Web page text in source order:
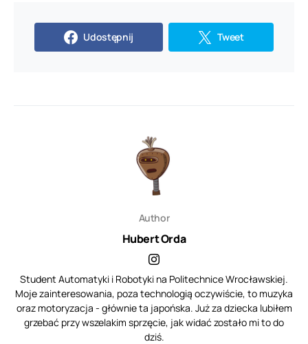
Udostępnij Tweet
Author
Hubert Orda
Student Automatyki i Robotyki na Politechnice Wrocławskiej.
Moje zainteresowania, poza technologią oczywiście, to muzyka
oraz motoryzacja - głównie ta japońska. Już za dziecka lubiłem
grzebać przy wszelakim sprzęcie, jak widać zostało mi to do
dziś.